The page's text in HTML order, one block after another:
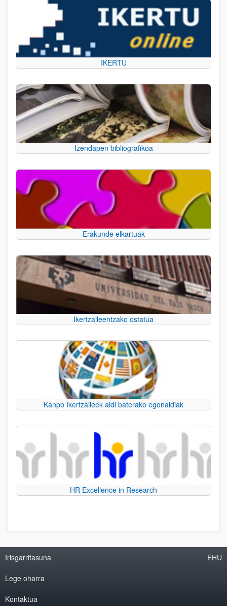
IKERTU
Izendapen bibliografikoa
Erakunde elkartuak
Ikertzaileentzako ostatua
Kanpo Ikertzaileek aldi baterako egonaldiak
HR Excellence in Research
Irisgarritasuna
Lege oharra
Kontaktua
EHU